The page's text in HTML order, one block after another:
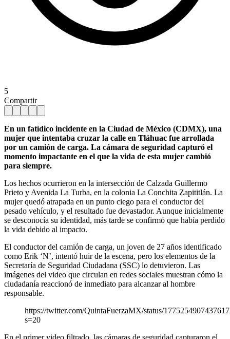
5
Compartir
En un fatídico incidente en la Ciudad de México (CDMX), una
mujer que intentaba cruzar la calle en Tláhuac fue arrollada
por un camión de carga. La cámara de seguridad capturó el
momento impactante en el que la vida de esta mujer cambió
para siempre.
Los hechos ocurrieron en la intersección de Calzada Guillermo
Prieto y Avenida La Turba, en la colonia La Conchita Zapititlán. La
mujer quedó atrapada en un punto ciego para el conductor del
pesado vehículo, y el resultado fue devastador. Aunque inicialmente
se desconocía su identidad, más tarde se confirmó que había perdido
la vida debido al impacto.
El conductor del camión de carga, un joven de 27 años identificado
como Erik ‘N’, intentó huir de la escena, pero los elementos de la
Secretaría de Seguridad Ciudadana (SSC) lo detuvieron. Las
imágenes del video que circulan en redes sociales muestran cómo la
ciudadanía reaccionó de inmediato para alcanzar al hombre
responsable.
https://twitter.com/QuintaFuerzaMX/status/
s=20
En el primer video filtrado, las cámaras de seguridad capturaron el